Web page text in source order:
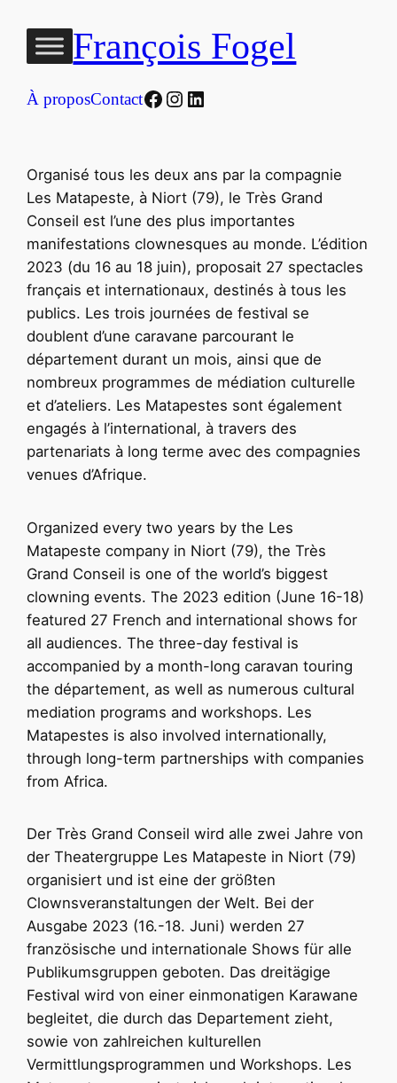
contenu François Fogel
À proposContactFacebook
Instagram
LinkedIn
Organisé tous les deux ans par la compagnie
Les Matapeste, à Niort (79), le Très Grand
Conseil est l’une des plus importantes
manifestations clownesques au monde. L’édition
2023 (du 16 au 18 juin), proposait 27 spectacles
français et internationaux, destinés à tous les
publics. Les trois journées de festival se
doublent d’une caravane parcourant le
département durant un mois, ainsi que de
nombreux programmes de médiation culturelle
et d’ateliers. Les Matapestes sont également
engagés à l’international, à travers des
partenariats à long terme avec des compagnies
venues d’Afrique.
Organized every two years by the Les
Matapeste company in Niort (79), the Très
Grand Conseil is one of the world’s biggest
clowning events. The 2023 edition (June 16-18)
featured 27 French and international shows for
all audiences. The three-day festival is
accompanied by a month-long caravan touring
the département, as well as numerous cultural
mediation programs and workshops. Les
Matapestes is also involved internationally,
through long-term partnerships with companies
from Africa.
Der Très Grand Conseil wird alle zwei Jahre von
der Theatergruppe Les Matapeste in Niort (79)
organisiert und ist eine der größten
Clownsveranstaltungen der Welt. Bei der
Ausgabe 2023 (16.-18. Juni) werden 27
französische und internationale Shows für alle
Publikumsgruppen geboten. Das dreitägige
Festival wird von einer einmonatigen Karawane
begleitet, die durch das Departement zieht,
sowie von zahlreichen kulturellen
Vermittlungsprogrammen und Workshops. Les